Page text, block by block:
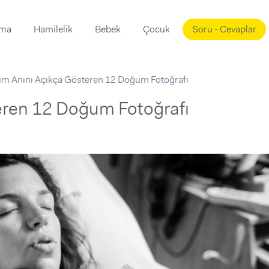
Hamilelik Bebek Çocuk Soru - Cevaplar
Anını Açıkça Gösteren 12 Doğum Fotoğrafı
12 Doğum Fotoğrafı